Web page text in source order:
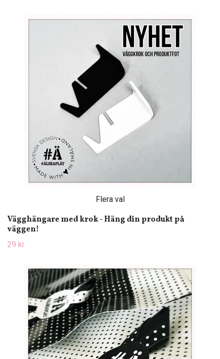
Flera val
Vägghängare med krok - Häng din produkt på
väggen!
29 kr